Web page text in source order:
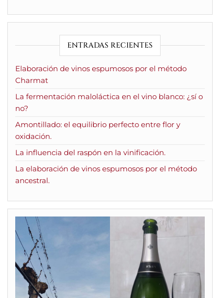
ENTRADAS RECIENTES
Elaboración de vinos espumosos por el método
Charmat
La fermentación maloláctica en el vino blanco: ¿sí o
no?
Amontillado: el equilibrio perfecto entre flor y
oxidación.
La influencia del raspón en la vinificación.
La elaboración de vinos espumosos por el método
ancestral.